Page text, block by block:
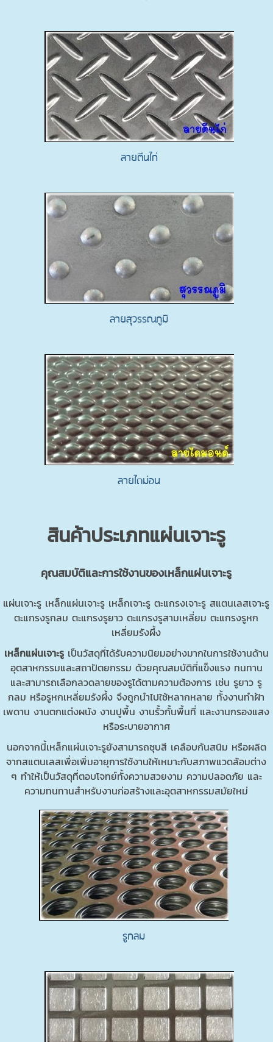
ลายตีนไก่
ลายสุวรรณภูมิ
ลายไดม่อน
สินค้าประเภทแผ่นเจาะรู
คุณสมบัติและการใช้งานของเหล็กแผ่นเจาะรู
แผ่นเจาะรู เหล็กแผ่นเจาะรู เหล็กเจาะรู ตะแกรงเจาะรู สแตนเลสเจาะรู
ตะแกรงรูกลม ตะแกรงรูยาว ตะแกรงรูสามเหลี่ยม ตะแกรงรูหก
เหลี่ยมรังผึ้ง
เหล็กแผ่นเจาะรูเป็นวัสดุที่ได้รับความนิยมอย่างมากในการใช้งานด้าน
อุตสาหกรรมและสถาปัตยกรรม ด้วยคุณสมบัติที่แข็งแรง ทนทาน
และสามารถเลือกลวดลายของรูได้ตามความต้องการ เช่น รูยาว รู
กลม หรือรูหกเหลี่ยมรังผึ้ง จึงถูกนำไปใช้หลากหลาย ทั้งงานทำฝ้า
เพดาน งานตกแต่งผนัง งานปูพื้น งานรั้วกั้นพื้นที่ และงานกรองแสง
หรือระบายอากาศ
นอกจากนี้เหล็กแผ่นเจาะรูยังสามารถชุบสี เคลือบกันสนิม หรือผลิต
จากสแตนเลสเพื่อเพิ่มอายุการใช้งานให้เหมาะกับสภาพแวดล้อมต่าง
ๆ ทำให้เป็นวัสดุที่ตอบโจทย์ทั้งความสวยงาม ความปลอดภัย และ
ความทนทานสำหรับงานก่อสร้างและอุตสาหกรรมสมัยใหม่
รูกลม